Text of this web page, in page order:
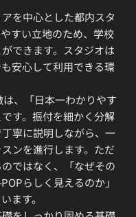
を中心とした都内スタ
すい立地のため、学校
できます。スタジオは
安心して利用できる環
、「日本一わかりやす
す。振付を細かく分解
寧に説明しながら、一
ンを進行します。ただ
ではなく、「なぜその
らしく見えるのか」
ます。